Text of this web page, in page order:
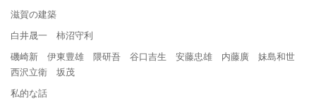
滋賀の建築
白井晟一 柿沼守利
磯崎新 伊東豊雄 隈研吾 谷口吉生 安藤忠雄 内藤廣 妹島和世
西沢立衛 坂茂
私的な話